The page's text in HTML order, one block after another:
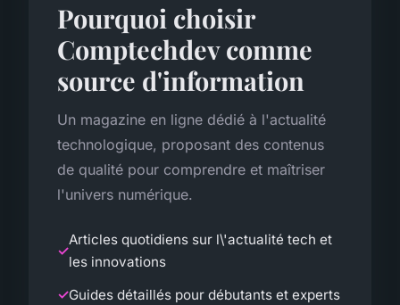
Pourquoi choisir
Comptechdev comme
source d'information
Un magazine en ligne dédié à l'actualité
technologique, proposant des contenus
de qualité pour comprendre et maîtriser
l'univers numérique.
Articles quotidiens sur l\'actualité tech et
les innovations
Guides détaillés pour débutants et experts